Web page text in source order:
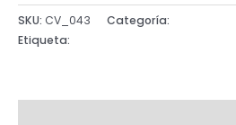
SKU: CV_043 Categoría:
Etiqueta: